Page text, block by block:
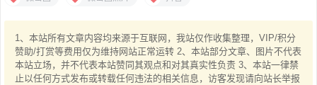
1、本站所有文章内容均来源于互联网，我站仅作收集整理，VIP/积分
赞助/打赏等费用仅为维持网站正常运转 2、本站部分文章、图片不代表
本站立场，并不代表本站赞同其观点和对其真实性负责 3、本站一律禁
止以任何方式发布或转载任何违法的相关信息，访客发现请向站长举报